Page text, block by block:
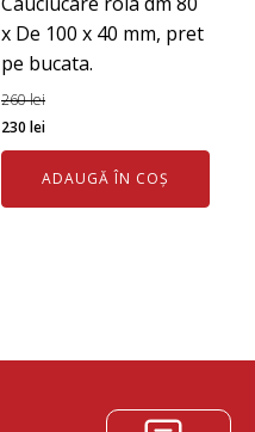
x De 100 x 40 mm, pret
pe bucata.
260lei
Prețul
inițial
fost:
230leiPrețul
curent
este:
230 lei.
ADAUGĂ ÎN COȘ